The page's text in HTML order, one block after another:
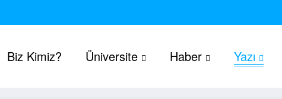
Biz Kimiz? Üniversite Haber Yazı